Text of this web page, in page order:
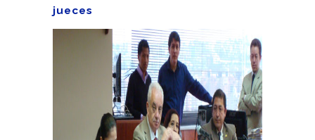
jueces